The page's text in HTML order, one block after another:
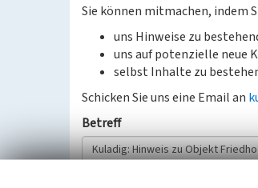
Sie können mitmachen, indem
uns Hinweise zu
uns auf potenzielle neue
selbst Inhalte zu
Schicken Sie uns eine Email an
Betreff